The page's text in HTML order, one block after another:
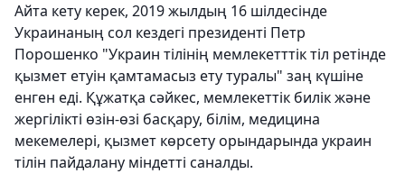
Айта кету керек, 2019 жылдың 16 шілдесінде
Украинаның сол кездегі президенті Петр
Порошенко "Украин тілінің мемлекетттік тіл ретінде
қызмет етуін қамтамасыз ету туралы" заң күшіне
енген еді. Құжатқа сәйкес, мемлекеттік билік және
жергілікті өзін-өзі басқару, білім, медицина
мекемелері, қызмет көрсету орындарында украин
тілін пайдалану міндетті саналды.